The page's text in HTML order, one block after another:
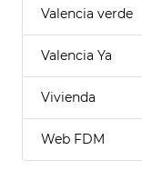
Valencia verde
Valencia Ya
Vivienda
Web FDM